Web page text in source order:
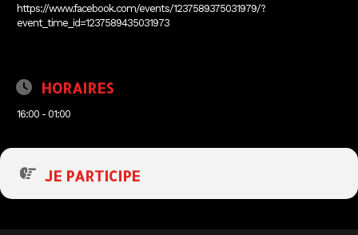
https://www.facebook.com/events/1237589375031979/?
event_time_id=1237589435031973
HORAIRES
16:00 - 01:00
JE PARTICIPE